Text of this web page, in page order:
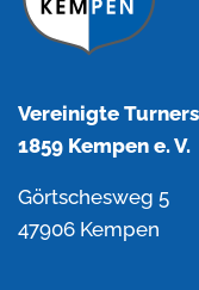
Vereinigte
1859 Kempen e. V.
Görtschesweg 5
47906 Kempen